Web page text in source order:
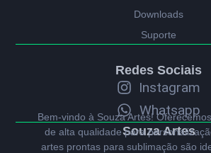
Souza Artes
Bem-vindo à Souza Artes!
de alta qualidade para
artes prontas para sublimação são
Redes Sociais
Instagram
Whatsapp
Downloads
Suporte